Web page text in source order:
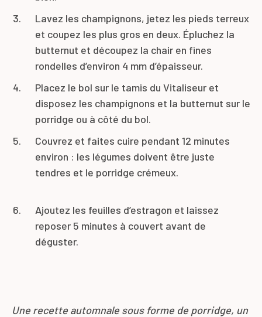
Lavez les champignons, jetez les pieds terreux
et coupez les plus gros en deux. Épluchez la
butternut et découpez la chair en fines
rondelles d’environ 4 mm d’épaisseur.
Placez le bol sur le tamis du Vitaliseur et
disposez les champignons et la butternut sur le
porridge ou à côté du bol.
Couvrez et faites cuire pendant 12 minutes
environ : les légumes doivent être juste
tendres et le porridge crémeux.
Ajoutez les feuilles d’estragon et laissez
reposer 5 minutes à couvert avant de
déguster.
Une recette automnale sous forme de porridge, un